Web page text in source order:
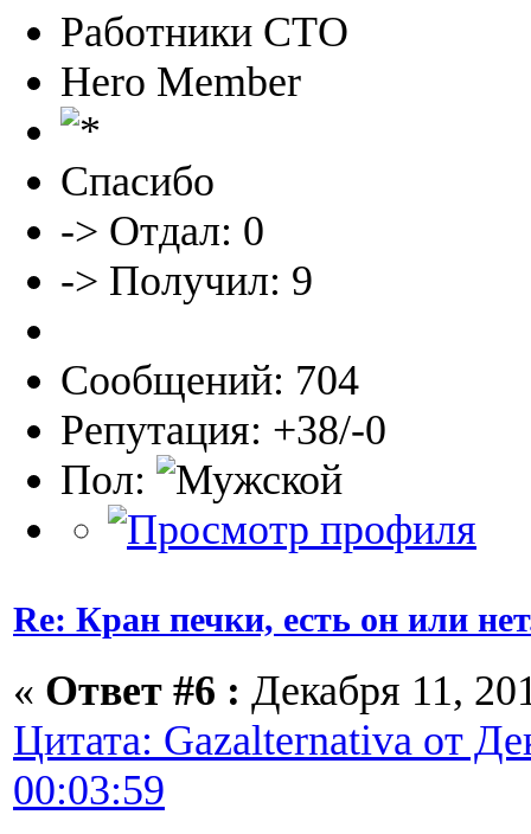
Работники СТО
Hero Member
Спасибо
-> Отдал: 0
-> Получил: 9
Сообщений: 704
Репутация: +38/-0
Пол:
Re: Кран печки, есть он или
« Ответ #6 : Декабря 11,
Цитата: Gazalternativa от
00:03:59